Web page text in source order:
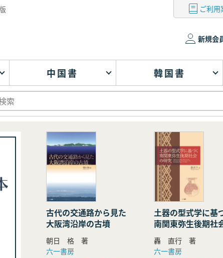
ご利用
新規会
中国書 韓国書
古代の交通路から見た
大阪湾沿岸の古墳
朝日 格 著
六一書房
土器の型式学に基
南関東弥生後期社
研究
轟 直行 著
六一書房